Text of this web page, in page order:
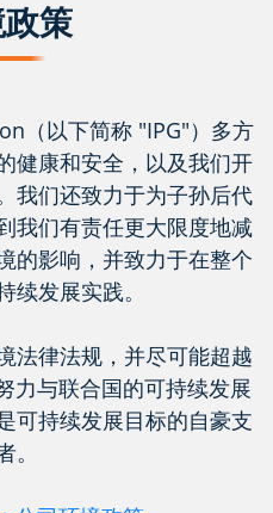
策
（以下简称 "IPG"）多方
健康和安全，以及我们开
我们还致力于为子孙后代
我们有责任更大限度地减
的影响，并致力于在整个
续发展实践。
法律法规，并尽可能超越
力与联合国的可持续发展
可持续发展目标的自豪支
。